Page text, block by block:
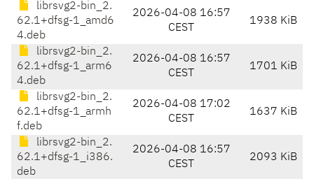
librsvg2-bin_2.
62.1+dfsg-1_amd6
4.deb
2026-04-08 16:57
CEST
1938 KiB
librsvg2-bin_2.
62.1+dfsg-1_arm6
4.deb
2026-04-08 16:57
CEST
1701 KiB
librsvg2-bin_2.
62.1+dfsg-1_armh
f.deb
2026-04-08 17:02
CEST
1637 KiB
librsvg2-bin_2.
62.1+dfsg-1_i386.
deb
2026-04-08 16:57
CEST
2093 KiB